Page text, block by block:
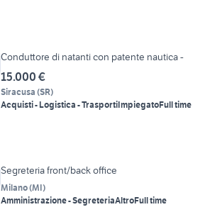
Conduttore di natanti con patente nautica -
15.000 €
Siracusa (SR)
Acquisti - Logistica - TrasportiImpiegatoFull time
Segreteria front/back office
Milano(MI)
Amministrazione - SegreteriaAltroFull time